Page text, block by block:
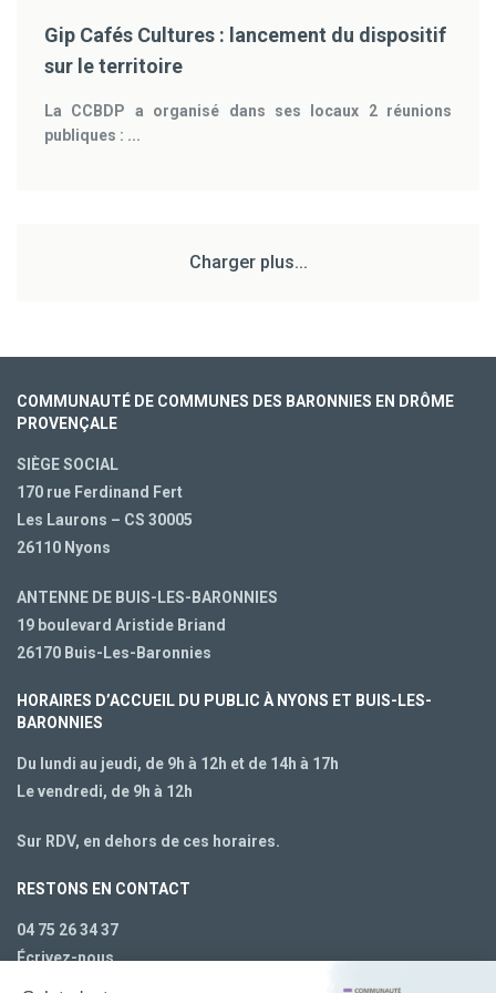
Gip Cafés Cultures : lancement du dispositif
sur le territoire
La CCBDP a organisé dans ses locaux 2 réunions
publiques : ...
Charger plus...
COMMUNAUTÉ DE COMMUNES DES BARONNIES EN DRÔME
PROVENÇALE
SIÈGE SOCIAL
170 rue Ferdinand Fert
Les Laurons – CS 30005
26110 Nyons
ANTENNE DE BUIS-LES-BARONNIES
19 boulevard Aristide Briand
26170 Buis-Les-Baronnies
HORAIRES D’ACCUEIL DU PUBLIC À NYONS ET BUIS-LES-
BARONNIES
Du lundi au jeudi, de 9h à 12h et de 14h à 17h
Le vendredi, de 9h à 12h
Sur RDV, en dehors de ces horaires.
RESTONS EN CONTACT
04 75 26 34 37
Écrivez-nous